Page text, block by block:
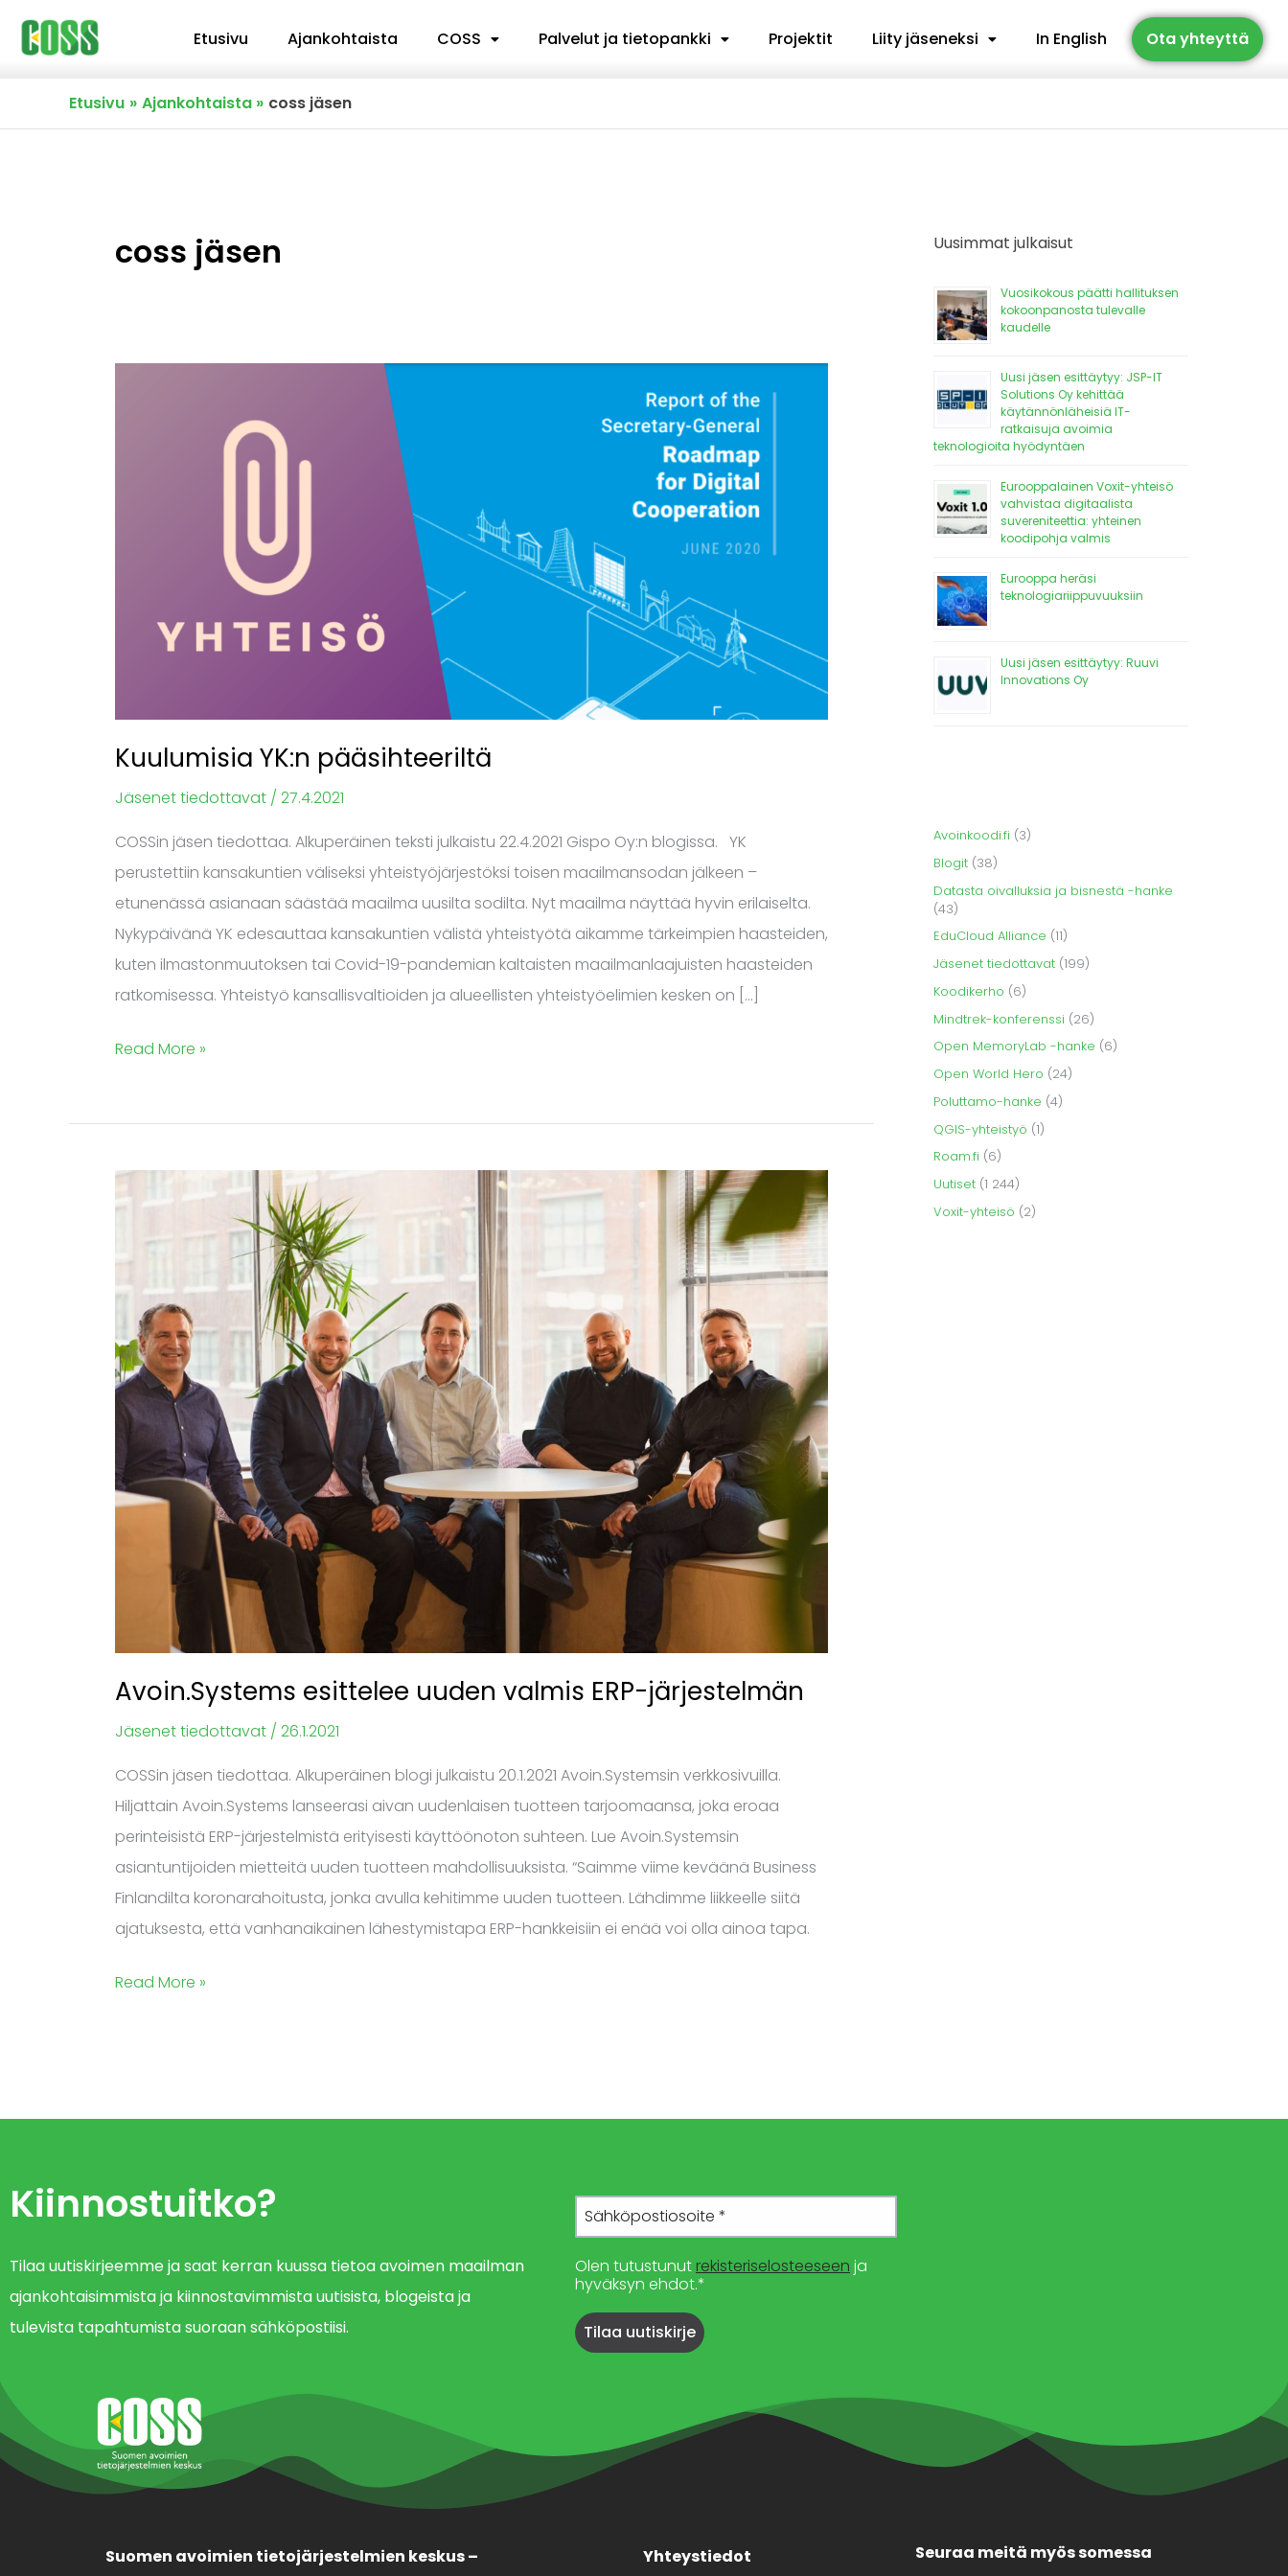
Siirry
sisältöön
Etusivu Ajankohtaista COSS Palvelut ja tietopankki Projektit Liity jäseneksi In English Ota yhteyttä
Etusivu Ajankohtaista coss jäsen
coss jäsen
Kuulumisia YK:n pääsihteeriltä
Jäsenet tiedottavat / 27.4.2021
COSSin jäsen tiedottaa. Alkuperäinen teksti julkaistu 22.4.2021 Gispo Oy:n blogissa. YK
perustettiin kansakuntien väliseksi yhteistyöjärjestöksi toisen maailmansodan jälkeen –
etunenässä asianaan säästää maailma uusilta sodilta. Nyt maailma näyttää hyvin erilaiselta.
Nykypäivänä YK edesauttaa kansakuntien välistä yhteistyötä aikamme tärkeimpien haasteiden,
kuten ilmastonmuutoksen tai Covid-19-pandemian kaltaisten maailmanlaajuisten haasteiden
ratkomisessa. Yhteistyö kansallisvaltioiden ja alueellisten yhteistyöelimien kesken on […]
Read More »
Avoin.Systems esittelee uuden valmis ERP-järjestelmän
Jäsenet tiedottavat / 26.1.2021
COSSin jäsen tiedottaa. Alkuperäinen blogi julkaistu 20.1.2021 Avoin.Systemsin verkkosivuilla.
Hiljattain Avoin.Systems lanseerasi aivan uudenlaisen tuotteen tarjoomaansa, joka eroaa
perinteisistä ERP-järjestelmistä erityisesti käyttöönoton suhteen. Lue Avoin.Systemsin
asiantuntijoiden mietteitä uuden tuotteen mahdollisuuksista. “Saimme viime keväänä Business
Finlandilta koronarahoitusta, jonka avulla kehitimme uuden tuotteen. Lähdimme liikkeelle siitä
ajatuksesta, että vanhanaikainen lähestymistapa ERP-hankkeisiin ei enää voi olla ainoa tapa.
Avoin.Systems
esittelee
uuden
ERP-
järjestelmän
Read More »
Uusimmat julkaisut
Vuosikokous päätti hallituksen
kokoonpanosta tulevalle
kaudelle
Uusi jäsen esittäytyy: JSP-IT
Solutions Oy kehittää
käytännönläheisiä IT-
ratkaisuja avoimia
teknologioita hyödyntäen
Eurooppalainen Voxit-yhteisö
vahvistaa digitaalista
suvereniteettia: yhteinen
koodipohja valmis
Eurooppa heräsi
teknologiariippuvuuksiin
Uusi jäsen esittäytyy: Ruuvi
Innovations Oy
Avoinkoodi.fi (3)
Blogit (38)
Datasta oivalluksia ja bisnestä -hanke
(43)
EduCloud Alliance (11)
Jäsenet tiedottavat (199)
Koodikerho (6)
Mindtrek-konferenssi (26)
Open MemoryLab -hanke (6)
Open World Hero (24)
Poluttamo-hanke (4)
QGIS-yhteistyö (1)
Roam.fi (6)
Uutiset (1 244)
Voxit-yhteisö (2)
Kiinnostuitko?
Tilaa uutiskirjeemme ja saat kerran kuussa tietoa avoimen maailman
ajankohtaisimmista ja kiinnostavimmista uutisista, blogeista ja
tulevista tapahtumista suoraan sähköpostiisi.
Olen tutustunut rekisteriselosteeseen ja
hyväksyn ehdot.*
Suomen avoimien tietojärjestelmien keskus – Yhteystiedot Seuraa meitä myös somessa